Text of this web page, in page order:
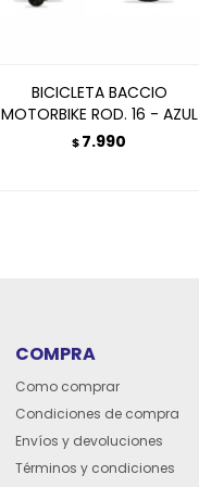
BICICLETA BACCIO
MOTORBIKE ROD. 16 - AZUL
$7.990
COMPRA
Como comprar
Condiciones de compra
Envíos y devoluciones
Términos y condiciones